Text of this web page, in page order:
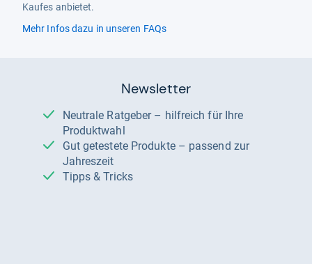
Kaufes anbietet.
Mehr Infos dazu in unseren FAQs
Newsletter
Neutrale Ratgeber – hilfreich für Ihre
Produktwahl
Gut getestete Produkte – passend zur
Jahreszeit
Tipps & Tricks